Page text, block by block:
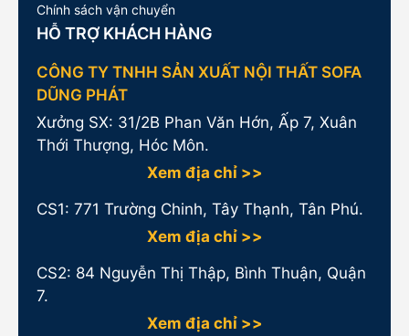
Chính sách vận chuyển
HỖ TRỢ KHÁCH HÀNG
CÔNG TY TNHH SẢN XUẤT NỘI THẤT SOFA
DŨNG PHÁT
Xưởng SX: 31/2B Phan Văn Hớn, Ấp 7, Xuân
Thới Thượng, Hóc Môn.
Xem địa chỉ >>
CS1: 771 Trường Chinh, Tây Thạnh, Tân Phú.
Xem địa chỉ >>
CS2: 84 Nguyễn Thị Thập, Bình Thuận, Quận
7.
Xem địa chỉ >>